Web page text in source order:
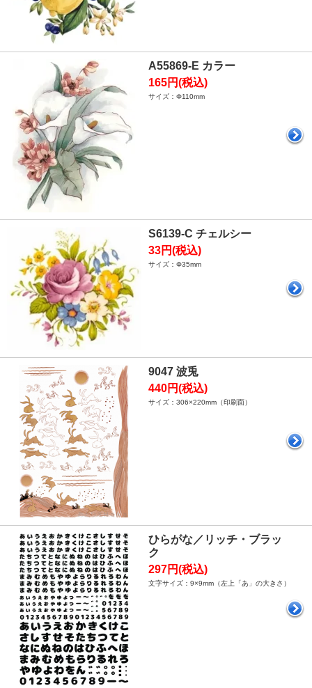
A55869-E カラー
165円(税込)
サイズ：Φ110mm
S6139-C チェルシー
33円(税込)
サイズ：Φ35mm
9047 波兎
440円(税込)
サイズ：306×220mm（印刷面）
ひらがな／リッチ・ブラッ
ク
297円(税込)
文字サイズ：9×9mm（左上「あ」の大きさ）